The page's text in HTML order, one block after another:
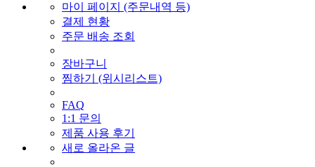
마이 페이지 (주문내역 등)
결제 현황
주문 배송 조회
장바구니
찜하기 (위시리스트)
FAQ
1:1 문의
제품 사용 후기
새로 올라온 글